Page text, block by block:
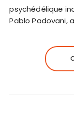
psychédélique
Pablo Padovani,